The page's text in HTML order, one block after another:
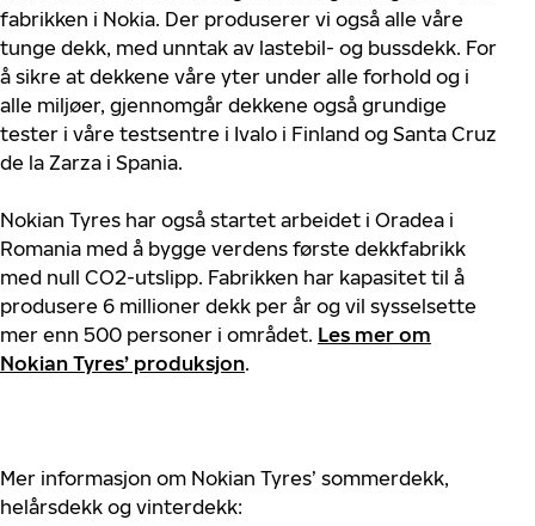
fabrikken i Nokia. Der produserer vi også alle våre
tunge dekk, med unntak av lastebil- og bussdekk. For
å sikre at dekkene våre yter under alle forhold og i
alle miljøer, gjennomgår dekkene også grundige
tester i våre testsentre i Ivalo i Finland og Santa Cruz
de la Zarza i Spania.
Nokian Tyres har også startet arbeidet i Oradea i
Romania med å bygge verdens første dekkfabrikk
med null CO2-utslipp. Fabrikken har kapasitet til å
produsere 6 millioner dekk per år og vil sysselsette
mer enn 500 personer i området. Les mer om
Nokian Tyres’ produksjon.
Mer informasjon om Nokian Tyres’ sommerdekk,
helårsdekk og vinterdekk: